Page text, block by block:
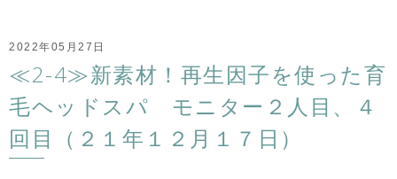
2022年05月27日
≪2-4≫新素材！再生因子を使った育
毛ヘッドスパ モニター２人目、４
回目（２１年１２月１７日）